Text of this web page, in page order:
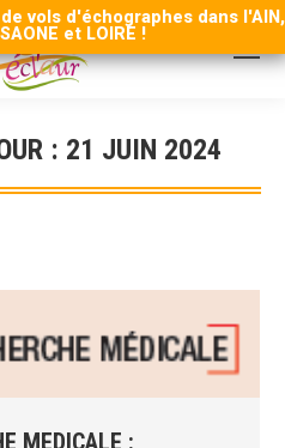
: 21 JUIN 2024
Vous êtes ici :
vols d'échographes dans l'AIN,
et LOIRE !